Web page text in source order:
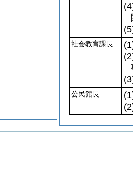
社会教育課長
公民館長